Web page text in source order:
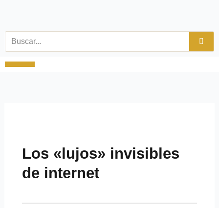
Buscar
Los «lujos» invisibles
de internet